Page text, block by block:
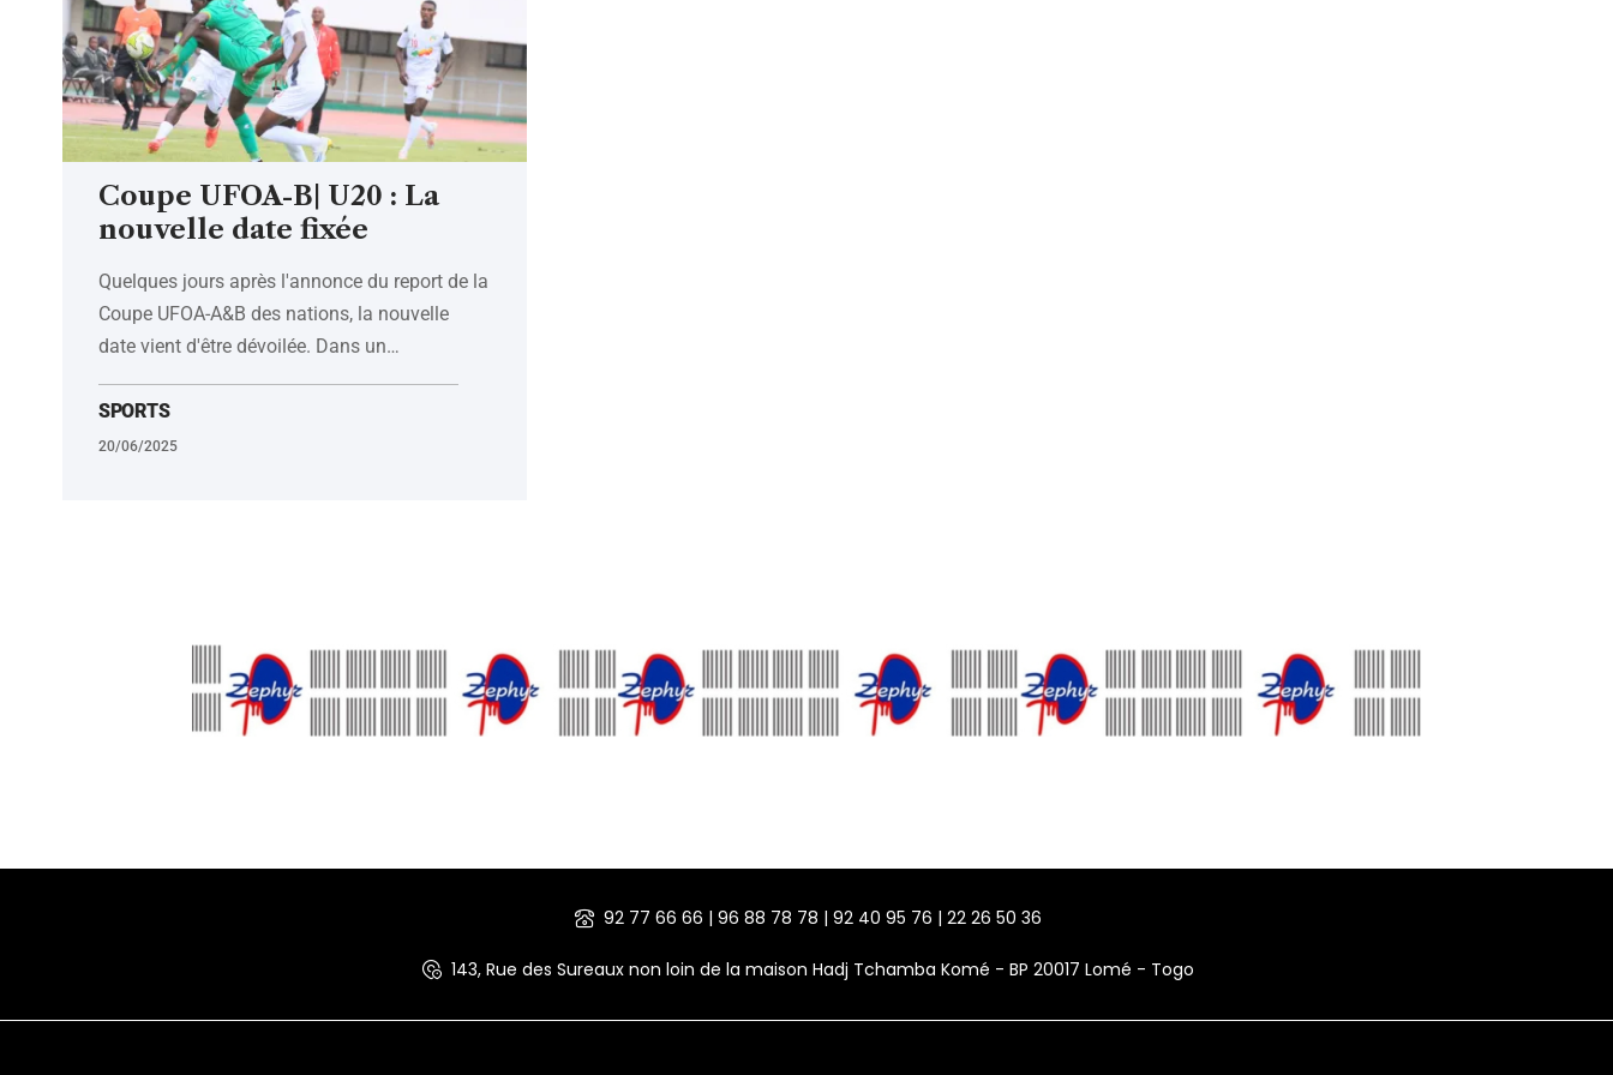
Coupe UFOA-B| U20 : La
nouvelle date fixée
Quelques jours après l'annonce du report de la
Coupe UFOA-A&B des nations, la nouvelle
date vient d'être dévoilée. Dans un…
SPORTS
20/06/2025
92 77 66 66 | 96 88 78 78 | 92 40 95 76 | 22 26 50 36
143, Rue des Sureaux non loin de la maison Hadj Tchamba Komé - BP 20017 Lomé - Togo